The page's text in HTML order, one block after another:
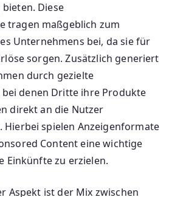
Diese
tragen maßgeblich zum
Unternehmens bei, da sie für
sorgen. Zusätzlich generiert
durch gezielte
denen Dritte ihre Produkte
direkt an die Nutzer
spielen Anzeigenformate
Content eine wichtige
Einkünfte zu erzielen.
Aspekt ist der Mix zwischen